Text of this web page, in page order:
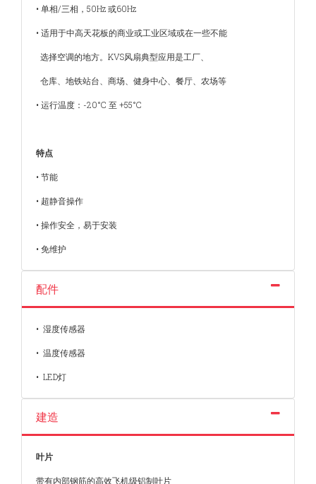
• 单相/三相，50Hz 或60Hz
• 适用于中高天花板的商业或工业区域或在一些不能
选择空调的地方。KVS风扇典型应用是工厂、
仓库、地铁站台、商场、健身中心、餐厅、农场等
• 运行温度：-20°C 至 +55°C
特点
• 节能
• 超静音操作
• 操作安全，易于安装
• 免维护
配件
• 湿度传感器
• 温度传感器
• LED灯
建造
叶片
带有内部钢筋的高效飞机级铝制叶片